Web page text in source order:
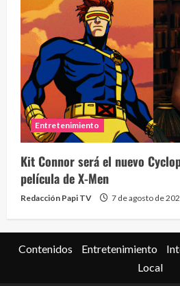
Entretenimiento
Kit Connor será el nuevo
película de X-Men
Redacción Papi TV 7 de agosto de
Contenidos Entretenimiento
Local